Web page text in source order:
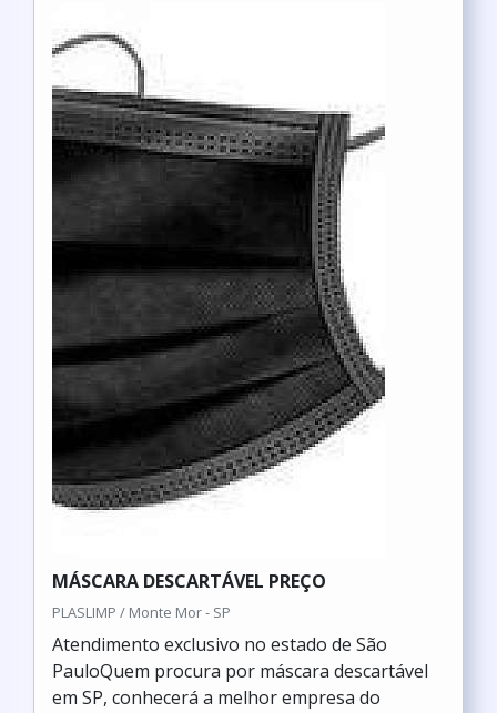
MÁSCARA DESCARTÁVEL PREÇO
PLASLIMP / Monte Mor - SP
Atendimento exclusivo no estado de São
PauloQuem procura por máscara descartável
em SP, conhecerá a melhor empresa do